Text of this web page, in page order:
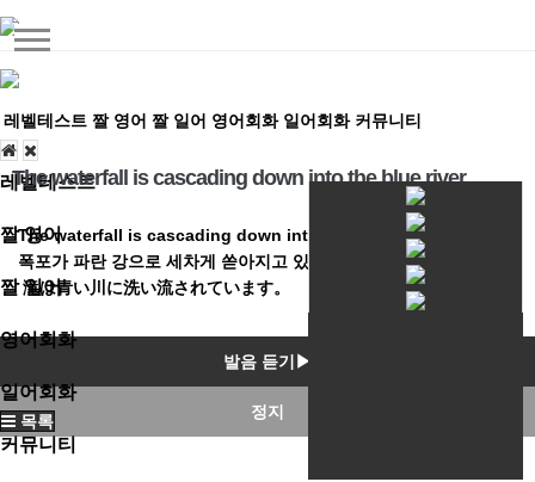
레벨테스트
짤 영어
짤 일어
영어회화
일어회화
커뮤니티
레벨테스트 짤 영어 짤 일어 영어회화 일어회화 커뮤니티
The waterfall is cascading down into the blue river
The waterfall is cascading down into the blue river
폭포가 파란 강으로 세차게 쏟아지고 있어
滝は青い川に洗い流されています。
발음 듣기▶
정지
목록